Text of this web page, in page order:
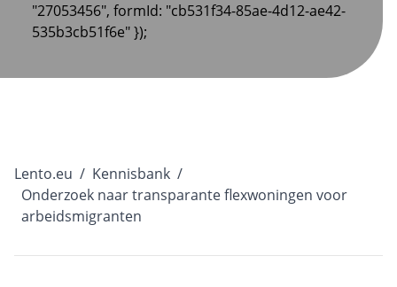
"27053456", formId: "cb531f34-85ae-4d12-ae42-
535b3cb51f6e" });
Lento.eu / Kennisbank /
Onderzoek naar transparante flexwoningen voor
arbeidsmigranten